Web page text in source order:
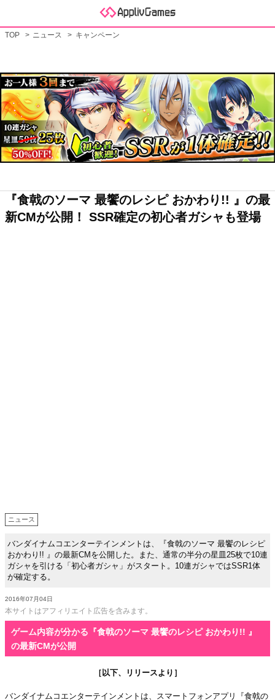
TOP ニュース キャンペーン
『食戟のソーマ 最饗のレシピ おかわり!! 』の最
新CMが公開！ SSR確定の初心者ガシャも登場
ニュース
バンダイナムコエンターテインメントは、『食戟のソーマ 最饗のレシピ
おかわり!! 』の最新CMを公開した。また、通常の半分の星皿25枚で10連
ガシャを引ける「初心者ガシャ」がスタート。10連ガシャではSSR1体
が確定する。
2016年07月04日
本サイトはアフィリエイト広告を含みます。
ゲーム内容が分かる『食戟のソーマ 最饗のレシピ おかわり!! 』
の最新CMが公開
［以下、リリースより］
バンダイナムコエンターテインメントは、スマートフォンアプリ『食戟の